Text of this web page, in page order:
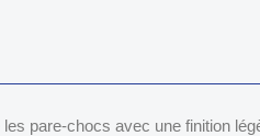
pare-chocs avec une finition